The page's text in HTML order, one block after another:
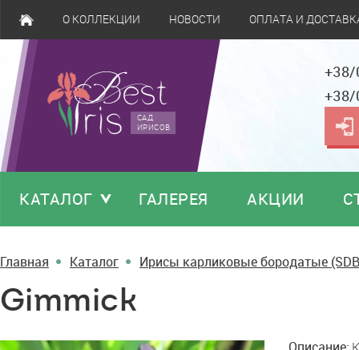
О КОЛЛЕКЦИИ НОВОСТИ ОПЛАТА И
САД
ИРИСОВ
КАТАЛОГ ГАЛЕРЕЯ АКЦИИ
Главная Каталог Ирисы карликовые бородатые
Gimmick